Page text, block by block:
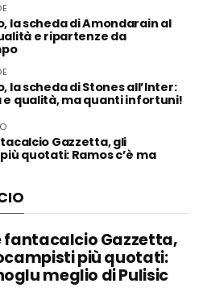
la scheda di Amondarain al
e ripartenze da
la scheda di Stones all’Inter:
e qualità, ma quanti infortuni!
Gazzetta, gli
quotati: Ramos c’è ma
fantacalcio Gazzetta,
più quotati:
meglio di Pulisic